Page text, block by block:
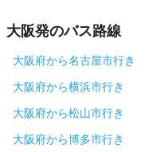
大阪発のバス路線
大阪府から名古屋市行き
大阪府から横浜市行き
大阪府から松山市行き
大阪府から博多市行き